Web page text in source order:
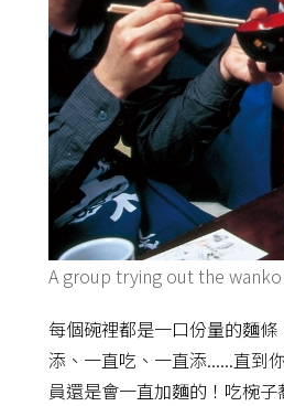
A group trying out the
每個碗裡都是一口份量的麵
添、一直吃、一直添......直到
員還是會一直加麵的！吃椀